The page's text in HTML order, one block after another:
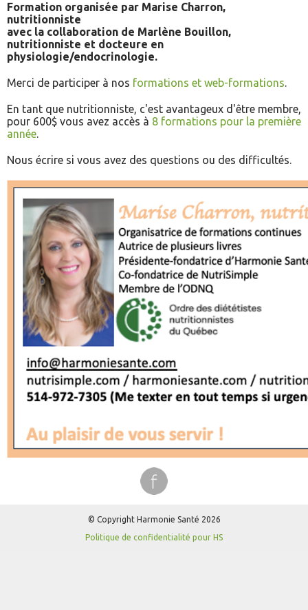
Formation organisée par Marise Charron,
nutritionniste
avec la collaboration de Marlène Bouillon,
nutritionniste et docteure en
physiologie/endocrinologie.
Merci de participer à nos formations et web-formations.
En tant que nutritionniste, c'est avantageux d'être membre,
pour 600$ vous avez accès à 8 formations pour la première
année.
Nous écrire si vous avez des questions ou des difficultés.
© Copyright Harmonie Santé 2026
Politique de confidentialité pour HS